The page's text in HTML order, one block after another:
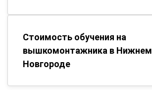
Стоимость обучения на
вышкомонтажника в Нижнем
Новгороде